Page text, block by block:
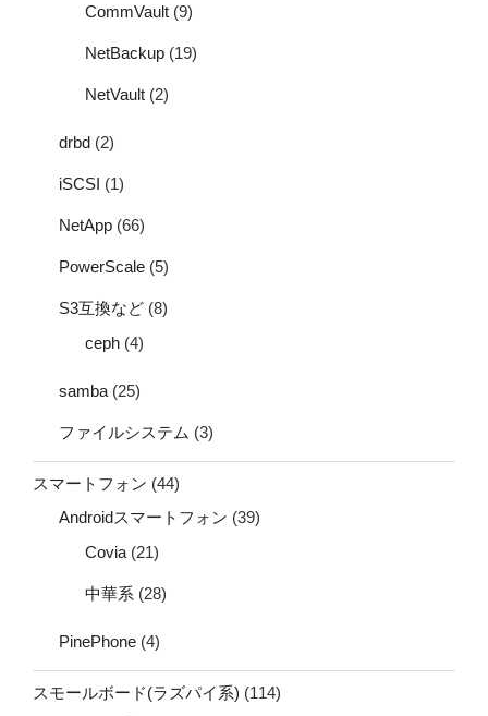
CommVault (9)
NetBackup (19)
NetVault (2)
drbd (2)
iSCSI (1)
NetApp (66)
PowerScale (5)
S3互換など (8)
ceph (4)
samba (25)
ファイルシステム (3)
スマートフォン (44)
Androidスマートフォン (39)
Covia (21)
中華系 (28)
PinePhone (4)
スモールボード(ラズパイ系) (114)